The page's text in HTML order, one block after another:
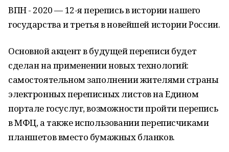
ВПН - 2020 — 12-я перепись в истории нашего
государства и третья в новейшей истории России.
Основной акцент в будущей переписи будет
сделан на применении новых технологий:
самостоятельном заполнении жителями страны
электронных переписных листов на Едином
портале госуслуг, возможности пройти перепись
в МФЦ, а также использовании переписчиками
планшетов вместо бумажных бланков.